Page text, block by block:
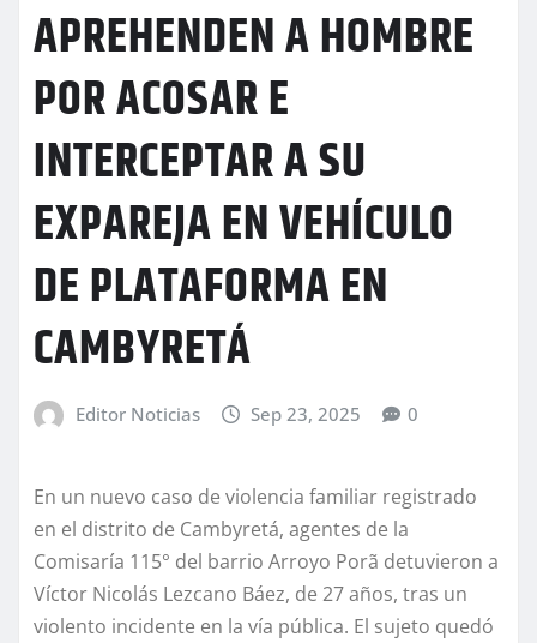
APREHENDEN A HOMBRE
POR ACOSAR E
INTERCEPTAR A SU
EXPAREJA EN VEHÍCULO
DE PLATAFORMA EN
CAMBYRETÁ
Editor Noticias Sep 23, 2025 0
En un nuevo caso de violencia familiar registrado
en el distrito de Cambyretá, agentes de la
Comisaría 115° del barrio Arroyo Porã detuvieron a
Víctor Nicolás Lezcano Báez, de 27 años, tras un
violento incidente en la vía pública. El sujeto quedó